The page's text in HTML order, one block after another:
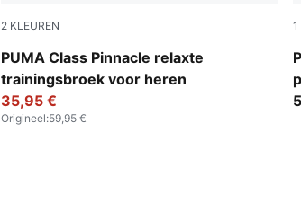
2 KLEUREN
PUMA Class Pinnacle relaxte
trainingsbroek voor heren
New Navy
35,95 €
Origineel:59,95 €
1